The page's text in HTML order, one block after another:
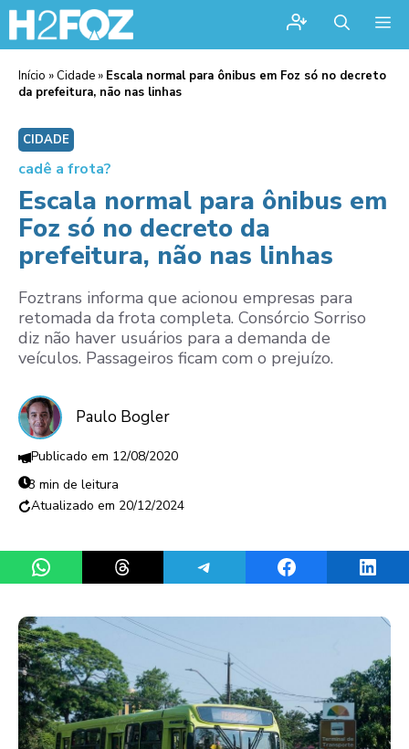
Início » Cidade » Escala normal para ônibus em Foz só no decreto
da prefeitura, não nas linhas
CIDADE
cadê a frota?
Escala normal para ônibus em
Foz só no decreto da
prefeitura, não nas linhas
Foztrans informa que acionou empresas para
retomada da frota completa. Consórcio Sorriso
diz não haver usuários para a demanda de
veículos. Passageiros ficam com o prejuízo.
Paulo Bogler
12/08/2020
3 min de leitura
20/12/2024
Share on WhatsAppShare on ThreadsShare on TelegramShare on Facebook